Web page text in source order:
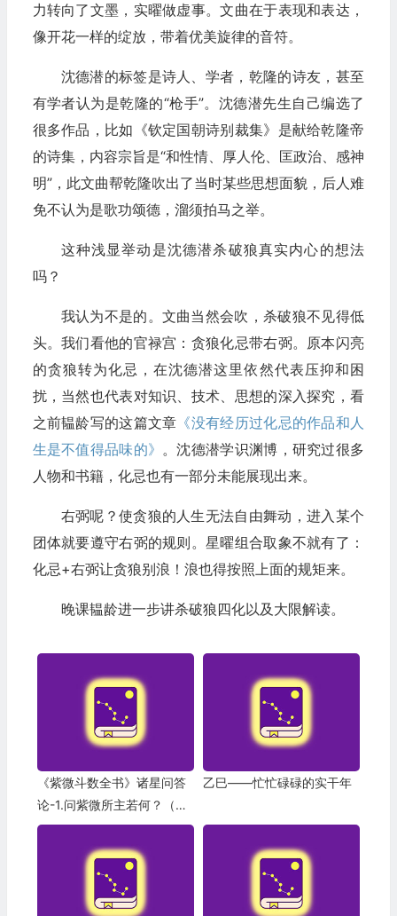
力转向了文墨，实曜做虚事。文曲在于表现和表达，
像开花一样的绽放，带着优美旋律的音符。
沈德潜的标签是诗人、学者，乾隆的诗友，甚至
有学者认为是乾隆的“枪手”。沈德潜先生自己编选了
很多作品，比如《钦定国朝诗别裁集》是献给乾隆帝
的诗集，内容宗旨是“和性情、厚人伦、匡政治、感神
明”，此文曲帮乾隆吹出了当时某些思想面貌，后人难
免不认为是歌功颂德，溜须拍马之举。
这种浅显举动是沈德潜杀破狼真实内心的想法
吗？
我认为不是的。文曲当然会吹，杀破狼不见得低
头。我们看他的官禄宫：贪狼化忌带右弼。原本闪亮
的贪狼转为化忌，在沈德潜这里依然代表压抑和困
扰，当然也代表对知识、技术、思想的深入探究，看
之前韫龄写的这篇文章 《没有经历过化忌的作品和人
生是不值得品味的》 。沈德潜学识渊博，研究过很多
人物和书籍，化忌也有一部分未能展现出来。
右弼呢？使贪狼的人生无法自由舞动，进入某个
团体就要遵守右弼的规则。星曜组合取象不就有了：
化忌+右弼让贪狼别浪！浪也得按照上面的规矩来。
晚课韫龄进一步讲杀破狼四化以及大限解读。
《紫微斗数全书》诸星问答
论-1.问紫微所主若何？（韫
龄简译）
乙巳——忙忙碌碌的实干年